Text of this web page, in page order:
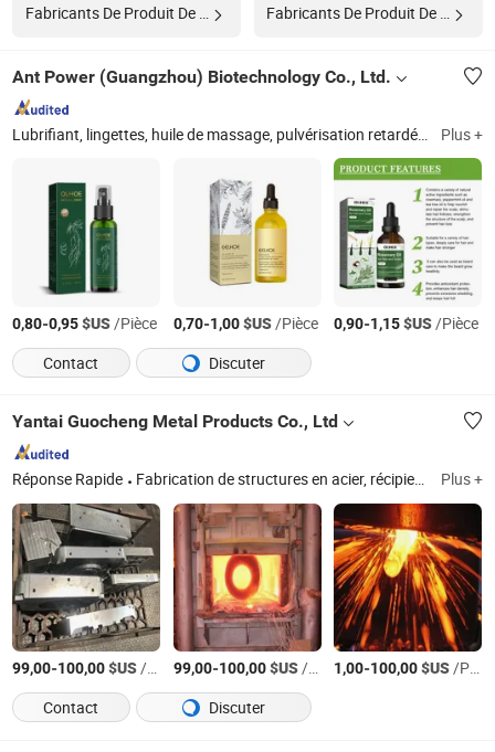
Ant Power (Guangzhou) Biotechnology Co., Ltd.
Lubrifiant, lingettes, huile de massage, pulvérisation retardée Plus +
0,80-0,95$US/Pièce 0,70-1,00$US/Pièce 0,90-1,15$US/Pièce
Contact
Discuter
Yantai Guocheng Metal Products Co., Ltd
Réponse Rapide Fabrication de structures en acier, récipients sous pression, structures soudées en acier, galets, arbre de transmission, rouleau, patin inférieur, support, pièces de rivetage et de soudage, pièces de sablage et de peinture Plus +
99,00-100,00$US/Pièce 99,00-100,00$US/Pièce 1,00-100,00$US/Pièce
Contact
Discuter